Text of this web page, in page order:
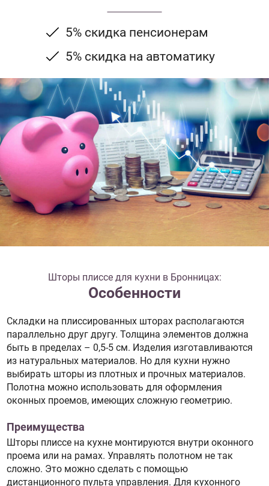
5% скидка пенсионерам
5% скидка на автоматику
Шторы плиссе для кухни в Бронницах:
Особенности
Складки на плиссированных шторах располагаются
параллельно друг другу. Толщина элементов должна
быть в пределах – 0,5-5 см. Изделия изготавливаются
из натуральных материалов. Но для кухни нужно
выбирать шторы из плотных и прочных материалов.
Полотна можно использовать для оформления
оконных проемов, имеющих сложную геометрию.
Преимущества
Шторы плиссе на кухне монтируются внутри оконного
проема или на рамах. Управлять полотном не так
сложно. Это можно сделать с помощью
дистанционного пульта управления. Для кухонного